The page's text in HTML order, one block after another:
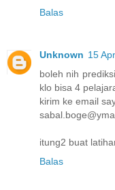
Balas
Unknown 15
boleh nih
klo bisa 4
kirim ke email
itung2 buat
Balas